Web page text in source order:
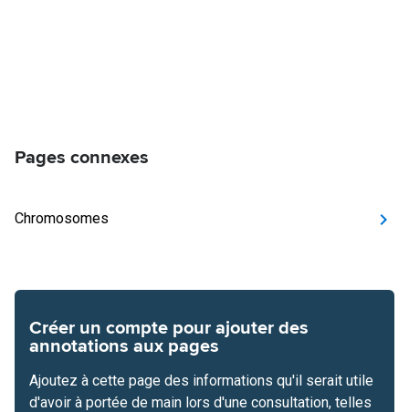
Pages connexes
Chromosomes
Créer un compte pour ajouter des
annotations aux pages
Ajoutez à cette page des informations qu'il serait utile
d'avoir à portée de main lors d'une consultation, telles